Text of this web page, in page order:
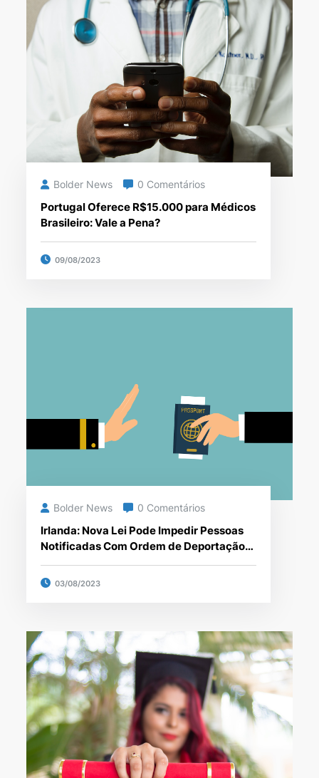
Bolder News 0 Comentários
Portugal Oferece R$15.000 para Médicos
Brasileiro: Vale a Pena?
09/08/2023
Bolder News 0 Comentários
Irlanda: Nova Lei Pode Impedir Pessoas
Notificadas Com Ordem de Deportação
03/08/2023